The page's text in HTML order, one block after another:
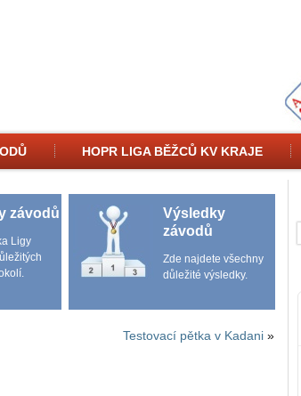
HOPR LIGA BĚŽCŮ KV KRAJE
závodů
Ligy
Výsledky
závodů
Zde najdete všechny
důležité výsledky.
Testovací pětka v Kadani »